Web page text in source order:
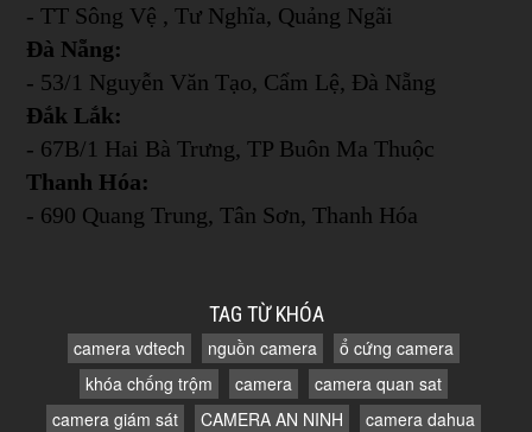
- TT Sông Vệ , Tư Nghĩa, Quảng Ngãi
Đà Nẵng:
- 53/1 Nguyễn Văn Tạo, Cẩm Lệ, Đà Nẵng
Đắk Lắk:
- 67B/1 Hai Bà Trưng, TP Buôn Ma Thuộc
Thanh Hóa:
- 690 Quang Trung, Tân Sơn, Thanh Hóa
TAG TỪ KHÓA
camera vdtech nguồn camera
ổ cứng camera
khóa chống trộm
camera
camera quan sat
camera giám sát
CAMERA AN NINH
camera dahua